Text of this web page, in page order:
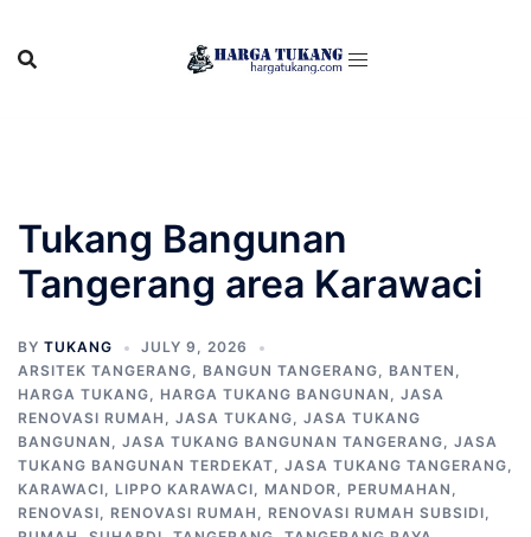
content
Tukang Bangunan
Tangerang area Karawaci
BY TUKANG
JULY 9, 2026
ARSITEK TANGERANG, BANGUN TANGERANG, BANTEN ,
HARGA TUKANG, HARGA TUKANG BANGUNAN , JASA
RENOVASI RUMAH , JASA TUKANG, JASA TUKANG
BANGUNAN , JASA TUKANG BANGUNAN TANGERANG, JASA
TUKANG BANGUNAN TERDEKAT, JASA TUKANG TANGERANG,
KARAWACI, LIPPO KARAWACI, MANDOR, PERUMAHAN ,
RENOVASI, RENOVASI RUMAH , RENOVASI RUMAH SUBSIDI,